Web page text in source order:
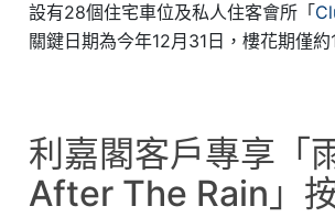
設有28個住宅車位及私人住客會所「
關鍵日期為今年12月31日，樓花期僅約
利嘉閣客戶專享「
After The Rain」